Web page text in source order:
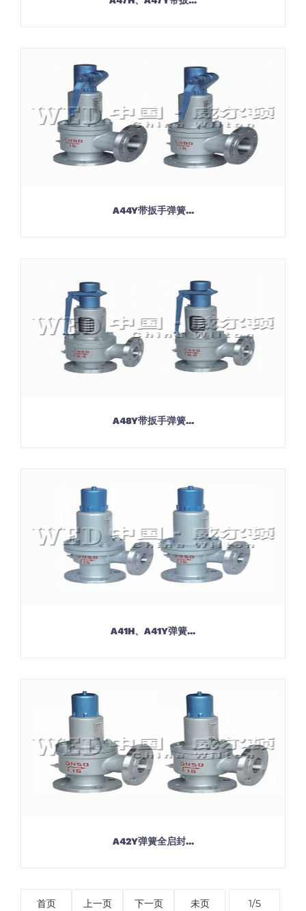
A44Y带扳手弹簧...
A48Y带扳手弹簧...
A41H、A41Y弹簧...
A42Y弹簧全启封...
首页 上一页 下一页 未页 1/5